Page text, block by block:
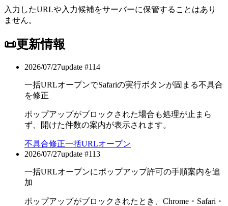
入力したURLや入力候補をサーバーに保管することはあり
ません。
📜更新情報
2026/07/27update #114
一括URLオープンでSafariの実行ボタンが固まる不具合
を修正
ポップアップがブロックされた場合も処理が止まら
ず、開けた件数の案内が表示されます。
不具合修正一括URLオープン
2026/07/27update #113
一括URLオープンにポップアップ許可の手順案内を追
加
ポップアップがブロックされたとき、Chrome・Safari・